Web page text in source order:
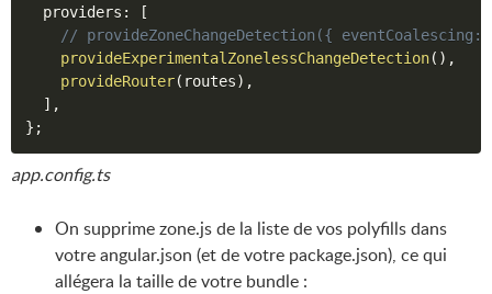
  providers
:
[
// provideZoneChangeDetection({
provideExperimentalZonelessChangeDetection( ) ,
provideRouter( routes) ,
] ,
} ;
app.config.ts
On supprime zone.js de la liste de vos polyfills dans
votre angular.json (et de votre package.json), ce qui
allégera la taille de votre bundle :